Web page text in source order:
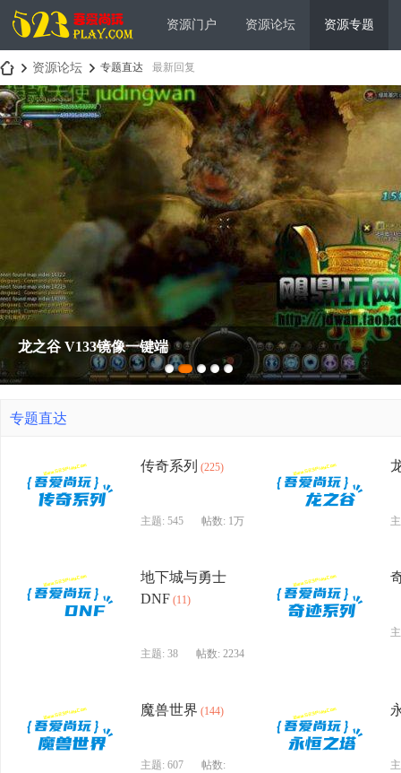
资源门户 资源论坛 资源专题
吾
爱
资源论坛
›
专题直达 最新回复
龙之谷 V133镜像一键端
专题直达
传奇系列 (225)
主题: 545 帖数: 1万
地下城与勇士
DNF (11)
主题: 38 帖数: 2234
魔兽世界 (144)
主题: 607
帖数: